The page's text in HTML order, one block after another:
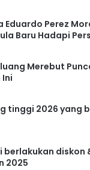
Eduardo Perez
Baru Hadapi
Merebut
Ini
tinggi 2026 yang
berlakukan diskon
2025